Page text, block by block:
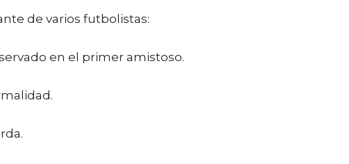
de varios futbolistas:
en el primer amistoso.